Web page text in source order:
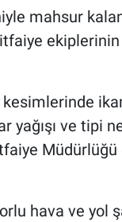
mahsur
itfaiye
kesimlerinde
yağışı ve tipi
Müdürlüğü
hava ve yol